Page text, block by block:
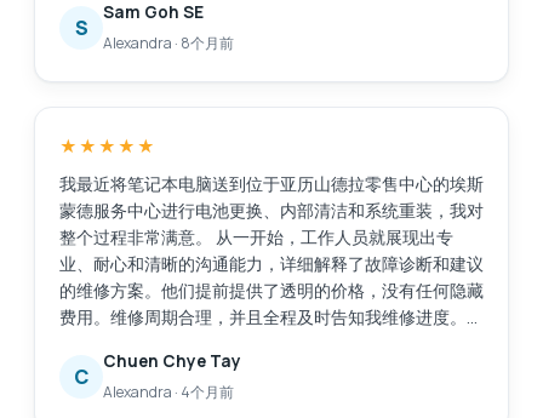
常迅速，原本预计需要30分钟，加上额外的维修任务后
又花了20分钟，这完全可以接受，因为我们可以在商场
Victor虽然话不多，但他仍然能够清晰地向我传达重要的
信息。Esmond，继续保持！
S
Sam Goh SE
Alexandra · 8个月前
★★★★★
我最近将笔记本电脑送到位于亚历山德拉零售中心的埃斯
蒙德服务中心进行电池更换、内部清洁和系统重装，我对
整个过程非常满意。 从一开始，工作人员就展现出专
业、耐心和清晰的沟通能力，详细解释了故障诊断和建议
的维修方案。他们提前提供了透明的价格，没有任何隐藏
费用。维修周期合理，并且全程及时告知我维修进度。
升，系统重装后运行更加流畅，内部清洁也明显改善了性
能和散热。 总而言之，这次服务高效、可靠且专业。我
C
Chuen Chye Tay
Alexandra · 4个月前